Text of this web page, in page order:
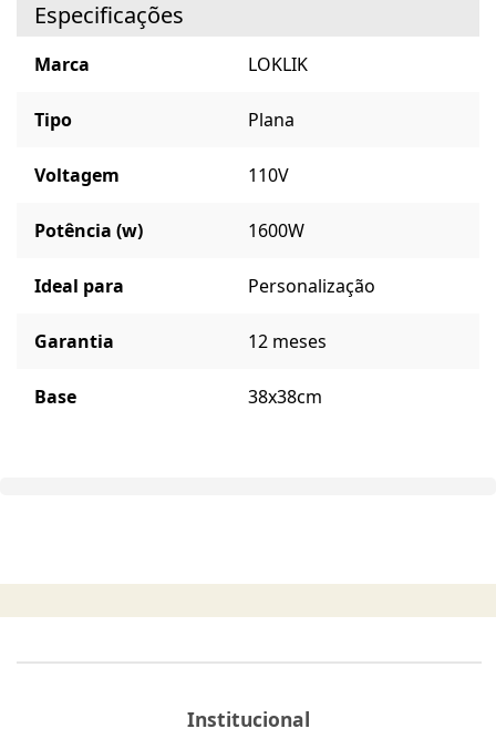
Especificações
Marca LOKLIK
Tipo Plana
Voltagem 110V
Potência (w) 1600W
Ideal para Personalização
Garantia 12 meses
Base 38x38cm
Institucional